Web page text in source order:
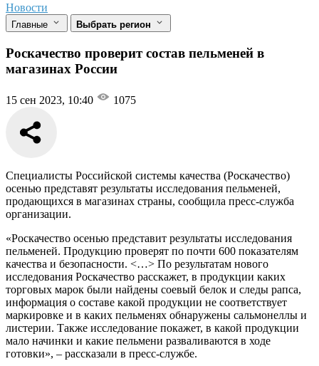
Новости
Главные Выбрать регион
Роскачество проверит состав пельменей в
магазинах России
15 сен 2023, 10:40 1075
Специалисты Российской системы качества (Роскачество)
осенью представят результаты исследования пельменей,
продающихся в магазинах страны, сообщила пресс-служба
организации.
«Роскачество осенью представит результаты исследования
пельменей. Продукцию проверят по почти 600 показателям
качества и безопасности. <…> По результатам нового
исследования Роскачество расскажет, в продукции каких
торговых марок были найдены соевый белок и следы рапса,
информация о составе какой продукции не соответствует
маркировке и в каких пельменях обнаружены сальмонеллы и
листерии. Также исследование покажет, в какой продукции
мало начинки и какие пельмени разваливаются в ходе
готовки», – рассказали в пресс-службе.